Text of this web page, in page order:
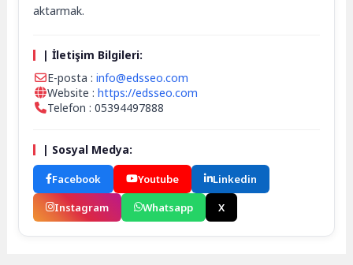
aktarmak.
| İletişim Bilgileri:
E-posta :info@edsseo.com
Website :https://edsseo.com
Telefon : 05394497888
| Sosyal Medya:
Facebook Youtube
Linkedin
Instagram
Whatsapp X